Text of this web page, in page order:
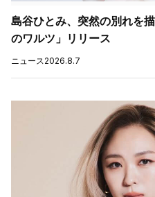
島谷ひとみ、突然の別れを
のワルツ」リリース
ニュース2026.8.7